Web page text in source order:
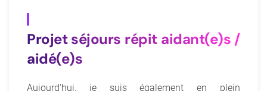
Projet séjours répit aidant(e)s /
aidé(e)s
Aujourd'hui, je suis également en plein